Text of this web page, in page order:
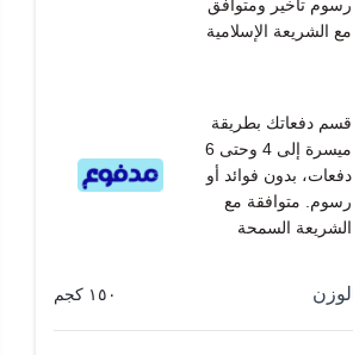
رسوم تأخير ومتوافق
مع الشريعة الإسلامية
قسم دفعاتك بطريقة
ميسرة إلى 4 وحتى 6
دفعات، بدون فوائد أو
رسوم. متوافقة مع
الشريعة السمحة
الوزن ١٥٠ كجم